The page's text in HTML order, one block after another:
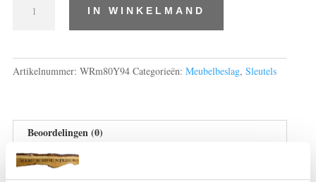
IN WINKELMAND
Artikelnummer: WRm80Y94 Categorieën: Meubelbeslag, Sleutels
Beoordelingen (0)